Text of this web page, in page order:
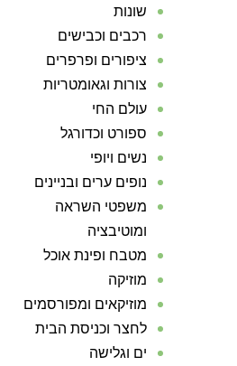
שונות
רכבים וכבישים
ציפורים ופרפרים
צורות וגאומטריות
עולם החי
ספורט וכדורגל
נשים ויופי
נופים ערים ובניינים
משפטי השראה
ומוטיבציה
מטבח ופינת אוכל
מוזיקה
מוזיקאים ומפורסמים
לחצר וכניסת הבית
ים וגלישה